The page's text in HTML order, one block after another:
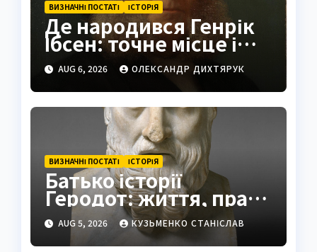
ВИЗНАЧНІ ПОСТАТІ ІСТОРІЯ
Де народився Генрік
Ібсен: точне місце і
історія
AUG 6, 2026 ОЛЕКСАНДР ДИХТЯРУК
ВИЗНАЧНІ ПОСТАТІ ІСТОРІЯ
Батько історії
Геродот: життя, праці
та спадщина
AUG 5, 2026 КУЗЬМЕНКО СТАНІСЛАВ